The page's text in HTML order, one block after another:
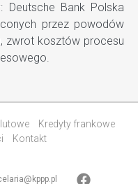
Bank Polska
przez powodów
zwrot kosztów procesu
Kredyty frankowe
Kontakt